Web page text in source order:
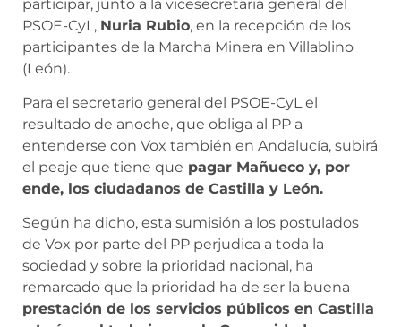
participar, junto a la vicesecretaria general del
PSOE-CyL, Nuria Rubio, en la recepción de los
participantes de la Marcha Minera en Villablino
(León).
Para el secretario general del PSOE-CyL el
resultado de anoche, que obliga al PP a
entenderse con Vox también en Andalucía, subirá
el peaje que tiene que pagar Mañueco y, por
ende, los ciudadanos de Castilla y León.
Según ha dicho, esta sumisión a los postulados
de Vox por parte del PP perjudica a toda la
sociedad y sobre la prioridad nacional, ha
remarcado que la prioridad ha de ser la buena
prestación de los servicios públicos en Castilla